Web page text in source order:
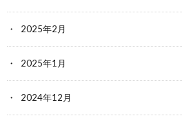
2025年2月
2025年1月
2024年12月